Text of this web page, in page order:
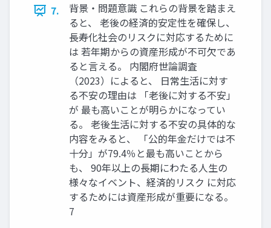
7.
背景・問題意識 これらの背景を踏まえ
ると、 老後の経済的安定性を確保し、
長寿化社会のリスクに対応するために
は 若年期からの資産形成が不可欠であ
ると言える。 内閣府世論調査
（2023）によると、 日常生活に対す
る不安の理由は 「老後に対する不安」
が 最も高いことが明らかになってい
る。 老後生活に対する不安の具体的な
内容をみると、 「公的年金だけでは不
十分」が79.4％と最も高いことから
も、 90年以上の長期にわたる人生の
様々なイベント、経済的リスク に対応
するためには資産形成が重要になる。
7